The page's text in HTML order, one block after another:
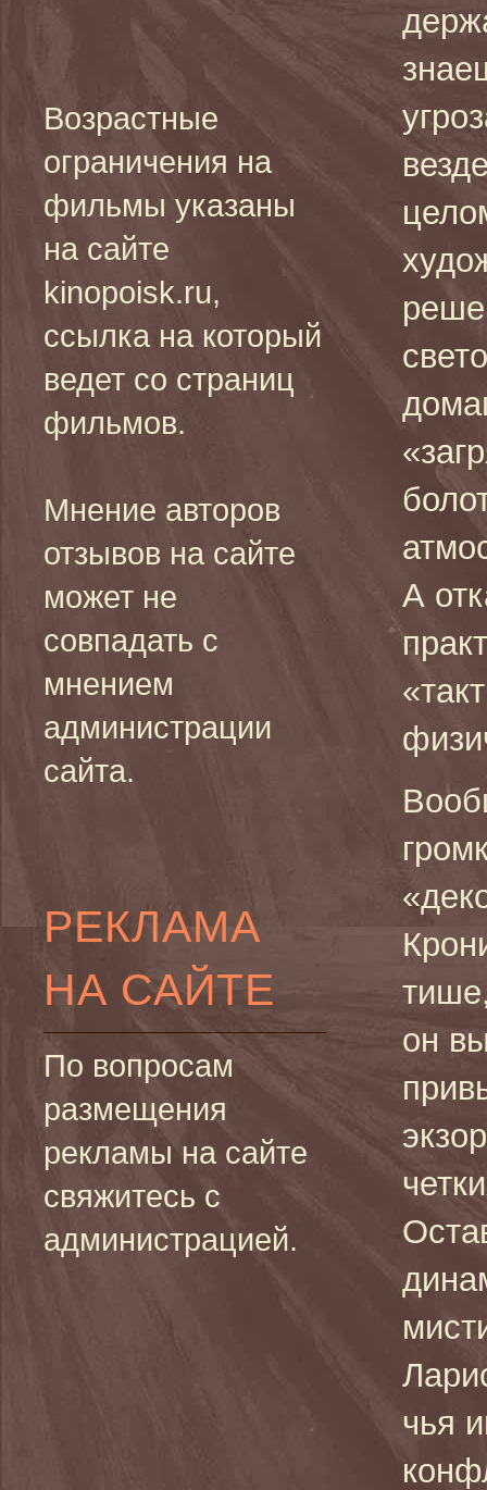
Возрастные
ограничения на
фильмы указаны
на сайте
kinopoisk.ru,
ссылка на который
ведет со страниц
фильмов.
Мнение авторов
отзывов на сайте
может не
совпадать с
мнением
администрации
сайта.
РЕКЛАМА
НА САЙТЕ
По вопросам
размещения
рекламы на сайте
свяжитесь с
администрацией.
А
он
чья